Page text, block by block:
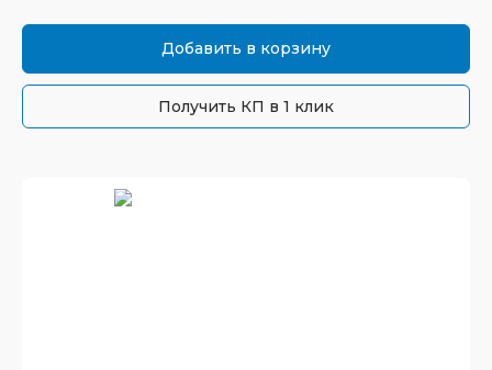
Добавить в корзину
Получить КП в 1 клик